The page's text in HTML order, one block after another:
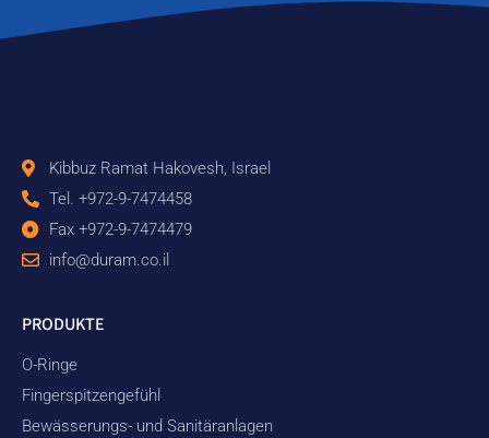
Kibbuz Ramat Hakovesh, Israel
Tel. +972-9-7474458
Fax +972-9-7474479
info@duram.co.il
PRODUKTE
O-Ringe
Fingerspitzengefühl
Bewässerungs- und Sanitäranlagen